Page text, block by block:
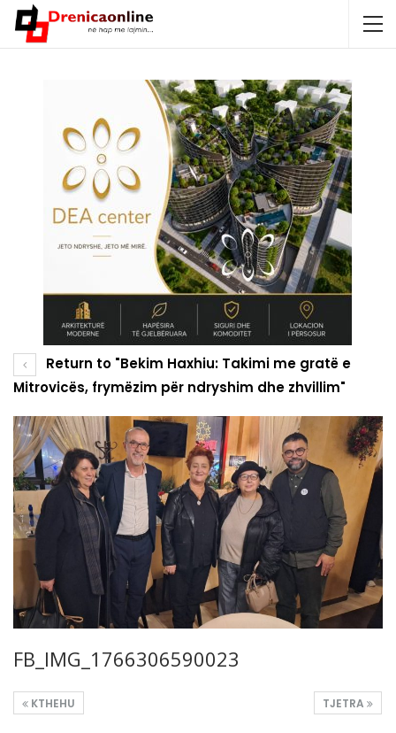
Return to "Bekim Haxhiu: Takimi me gratë e
Mitrovicës, frymëzim për ndryshim dhe zhvillim"
FB_IMG_1766306590023
TJETRA
KTHEHU